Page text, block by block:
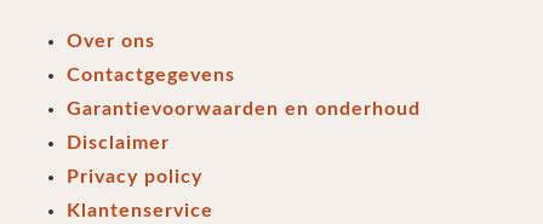
Over ons
Contactgegevens
Garantievoorwaarden en onderhoud
Disclaimer
Privacy policy
Klantenservice